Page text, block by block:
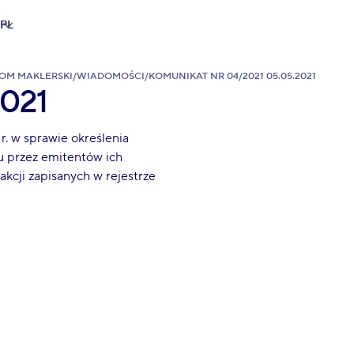
PL
MAKLERSKI/WIADOMOŚCI/KOMUNIKAT NR 04/2021 05.05.2021
w sprawie określenia
przez emitentów ich
zapisanych w rejestrze